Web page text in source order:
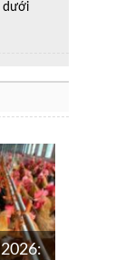
dưới